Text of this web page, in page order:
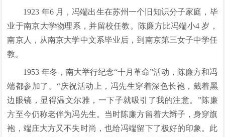
1923 年6 月，冯端出生在苏州一个旧知识分子家庭，毕
业于南京大学物理系，并留校任教。陈廉方比冯端小4 岁，
南京人，从南京大学中文系毕业后，到南京第三女子中学任
教。
1953 年冬，南大举行纪念“十月革命”活动，陈廉方和冯
端都参加了。“庆祝活动上，冯先生穿着深色长袍，戴着黑
边眼镜，显得温文尔雅，一下子就吸引了我的注意。”陈廉
方至今仍称老伴为冯先生。当时陈廉方留着大辫子，身穿旗
袍，端庄大方又不失时尚，也给冯端留下了极好的印象。此